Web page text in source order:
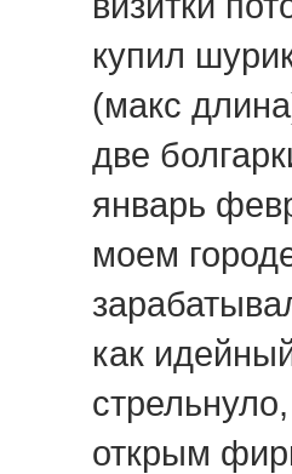
купил
(макс
две
январь
моем
как
открым